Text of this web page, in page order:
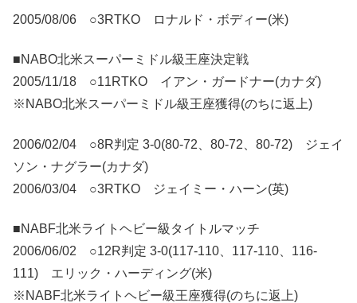
2005/08/06 ○3RTKO ロナルド・ボディー(米)
■NABO北米スーパーミドル級王座決定戦
2005/11/18 ○11RTKO イアン・ガードナー(カナダ)
※NABO北米スーパーミドル級王座獲得(のちに返上)
2006/02/04 ○8R判定 3-0(80-72、80-72、80-72) ジェイ
ソン・ナグラー(カナダ)
2006/03/04 ○3RTKO ジェイミー・ハーン(英)
■NABF北米ライトヘビー級タイトルマッチ
2006/06/02 ○12R判定 3-0(117-110、117-110、116-
111) エリック・ハーディング(米)
※NABF北米ライトヘビー級王座獲得(のちに返上)